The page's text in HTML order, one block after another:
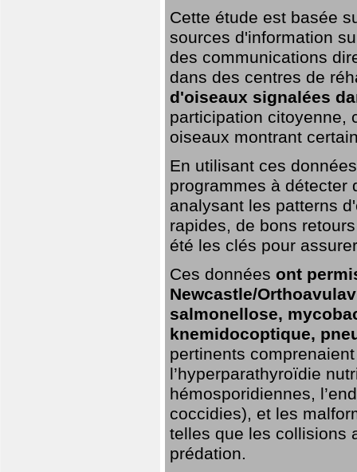
Cette étude est basée
sources d'information
des communications
dans des centres de
d'oiseaux signalées
participation citoyenne,
oiseaux montrant
En utilisant ces
programmes à détecter
analysant les patterns
rapides, de bons
été les clés pour
Ces données ont
Newcastle/
salmonellose,
knemidocoptique,
pertinents
l’hyperparathyroïdie
hémosporidiennes,
coccidies), et les
telles que les collisions
prédation.